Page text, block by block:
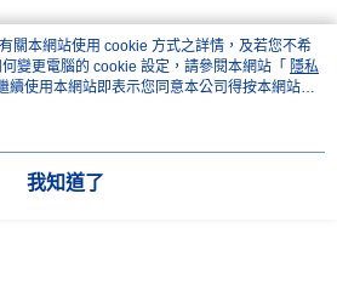
關本網站使用 cookie 方式之詳情，及若您不希
變更電腦的 cookie 設定，請參閱本網站「 隱私
續使用本網站即表示您同意本公司得按本網站使
。
我知道了